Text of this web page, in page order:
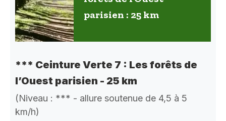
parisien : 25 km
*** Ceinture Verte 7 : Les forêts de
l’Ouest parisien - 25 km
(Niveau : *** - allure soutenue de 4,5 à 5
km/h)